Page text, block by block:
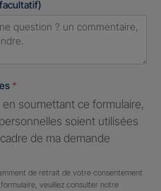
*
soumettant ce formulaire,
soient utilisées
de ma demande
de retrait de votre consentement
veuillez consulter notre